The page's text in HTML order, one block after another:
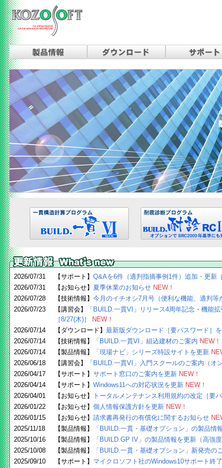
2026/07/31 【サポート】 Q&Aを6件（適判指摘事例1件）追加・更新
2026/07/31
【お知らせ】 夏季休業のお知らせ NEW！
2026/07/28
【技術情報】 今月のイチオシ7月号（便利な機能、適判
2026/07/23
【講習会】
「BUILD.一貫VI」リリース4周年記念・機能
［8/27(木)］
NEW！
2026/07/14
【ダウンロード】 最新版ダウンロード［要パスワード］
2026/07/14
【技術情報】 「BUILD.一貫VI」組込建材のご案内 NEW！
2026/07/14
【製品情報】 「現場ナビ」シリーズ特設サイトを更新
2026/06/18
【講習会】
「BUILD.一貫VI」入門スクールのご案内（オ
2026/04/17
【サポート】 サポート窓口のご案内を更新 NEW！
2026/04/14
【サポート】 Windows11への対応状況を更新 NEW！
2026/04/01
【お知らせ】
トータルメンテナンス利用規約の改定［要
2026/01/22
【お知らせ】 個人情報保護方針を更新 NEW！
2026/01/15
【お知らせ】 請求書再発行の有償化に関するお知らせ
2025/11/18
【製品情報】
「BUILD.一貫・基礎オプション」の製品情
2025/10/16
【製品情報】
「BUILD.GP IV」の製品情報を更新（高強
2025/10/08
【製品情報】
「BUILD.一貫・基礎オプション」新発売の
2025/09/10
【サポート】 マイクロソフト社のWindows10サポート終